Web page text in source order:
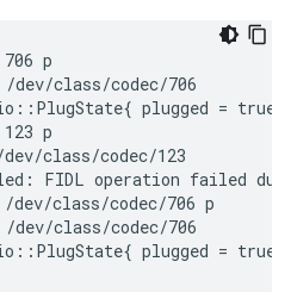
p
class/codec/706
plugged =
p
class/codec/123
FIDL operation failed due to
class/codec/706 p
class/codec/706